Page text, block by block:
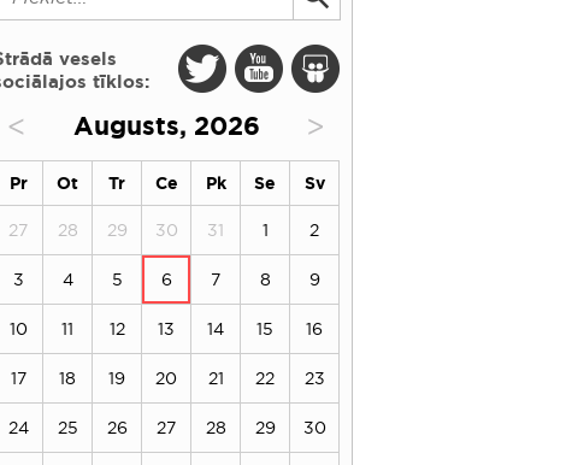
vesels
tīklos:
< Augusts, 2026 >
Pr Ot Tr Ce Pk Se Sv
27 28 29 30 31 1 2
3 4 5 6 7 8 9
10 11 12 13 14 15 16
17 18 19 20 21 22 23
24 25 26 27 28 29 30